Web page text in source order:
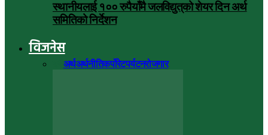
स्थानीयलाई १०० रुपैयाँमै जलविद्युत्‌को शेयर दिन अर्थ
समितिको निर्देशन
विजनेस
अर्थअर्थनीतिकर्पोरेटपर्यटनरोजगार